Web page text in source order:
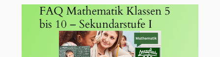
FAQ Mathematik Klassen 5
bis 10 – Sekundarstufe I